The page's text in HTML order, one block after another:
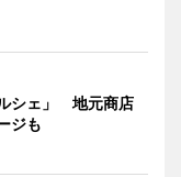
シェ」 地元商店
ジも